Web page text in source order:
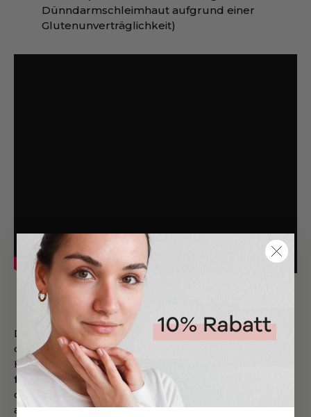
Dünndarmschleimhaut aufgrund einer
Glutenunverträglichkeit)
Behandlung von rauer Haut
Die Behandlung rauer Haut sollte sich immer an
den jeweiligen Ursachen orientieren. So können
Hautärztekortisonhaltige Präparate und
feuchtigkeitsspendende Cremes
oder speziell auf den jeweiligen Hauttyp
abgestimmte Pflegeprodukte empfehlen.